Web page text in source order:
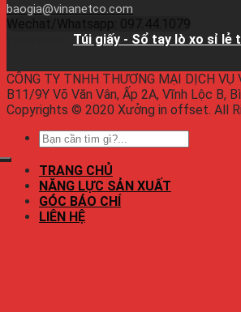
baogia@vinanetco.com
Wechat/Whatsapp: 097.44.1079
Túi giấy - Sổ tay lò xo sỉ lẻ
CÔNG TY TNHH THƯƠNG MẠI DỊCH VỤ
B11/9Y Võ Văn Vân, Ấp 2A, Vĩnh Lộc B,
Copyrights © 2020 Xưởng in offset. All
TRANG CHỦ
NĂNG LỰC SẢN XUẤT
GÓC BÁO CHÍ
LIÊN HỆ